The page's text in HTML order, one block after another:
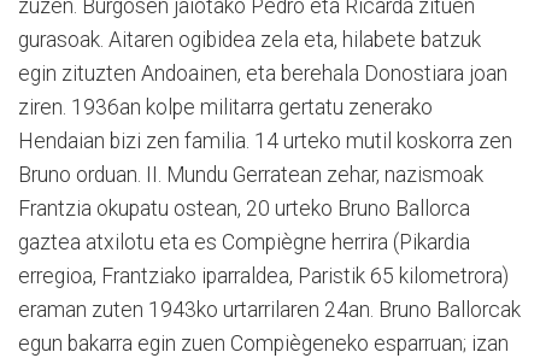
zuzen. Burgosen jaiotako Pedro eta Ricarda zituen
gurasoak. Aitaren ogibidea zela eta, hilabete batzuk
egin zituzten Andoainen, eta berehala Donostiara joan
ziren. 1936an kolpe militarra gertatu zenerako
Hendaian bizi zen familia. 14 urteko mutil koskorra zen
Bruno orduan. II. Mundu Gerratean zehar, nazismoak
Frantzia okupatu ostean, 20 urteko Bruno Ballorca
gaztea atxilotu eta es Compiègne herrira (Pikardia
erregioa, Frantziako iparraldea, Paristik 65 kilometrora)
eraman zuten 1943ko urtarrilaren 24an. Bruno Ballorcak
egun bakarra egin zuen Compiègeneko esparruan; izan